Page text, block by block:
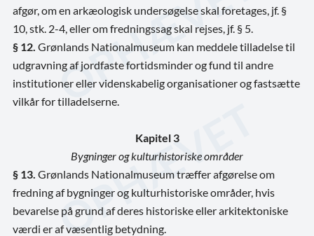
afgør, om en arkæologisk undersøgelse skal foretages, jf. §
10, stk. 2-4, eller om fredningssag skal rejses, jf. § 5.
§ 12. Grønlands Nationalmuseum kan meddele tilladelse til
udgravning af jordfaste fortidsminder og fund til andre
institutioner eller videnskabelig organisationer og fastsætte
vilkår for tilladelserne.
Kapitel 3
Bygninger og kulturhistoriske områder
§ 13. Grønlands Nationalmuseum træffer afgørelse om
fredning af bygninger og kulturhistoriske områder, hvis
bevarelse på grund af deres historiske eller arkitektoniske
værdi er af væsentlig betydning.